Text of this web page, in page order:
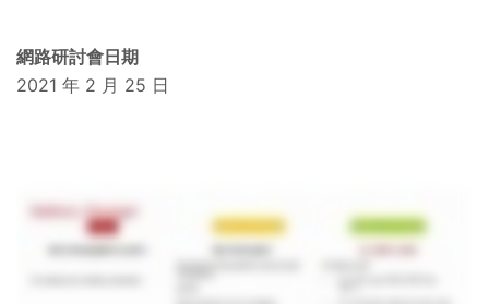
網路研討會日期
2021 年 2 月 25 日